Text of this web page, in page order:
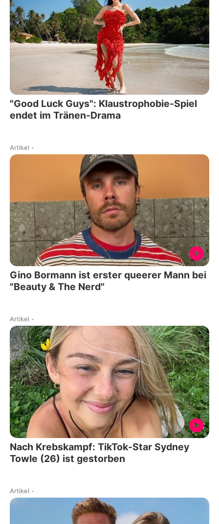
"Good Luck Guys": Klaustrophobie-Spiel
endet im Tränen-Drama
Artikel -
Gino Bormann ist erster queerer Mann bei
"Beauty & The Nerd"
Artikel -
Nach Krebskampf: TikTok-Star Sydney
Towle (26) ist gestorben
Artikel -